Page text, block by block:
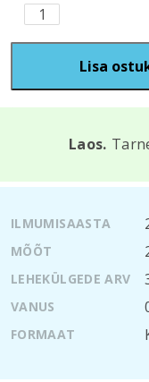
Kolm
Väikest
Superpõrsast
Lisa
Laos.
ILMUMISAASTA
MÕÕT
LEHEKÜLGEDE ARV
VANUS
FORMAAT